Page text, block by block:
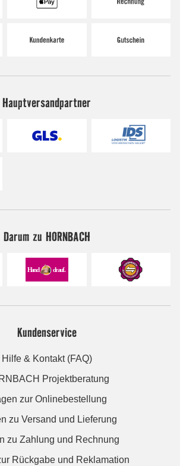
Hauptversandpartner
Darum zu HORNBACH
Kundenservice
Hilfe & Kontakt (FAQ)
Projektberatung
zur Onlinebestellung
zu Versand und Lieferung
zu Zahlung und Rechnung
Rückgabe und Reklamation